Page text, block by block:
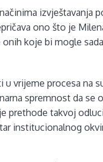
izvještavanja
ono što je
koje bi mogle
vrijeme procesa na
spremnost da se
prethode takvoj
institucionalnog